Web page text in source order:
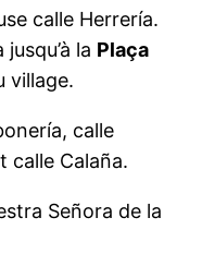
calle Herrería.
la Plaça
village.
calle
calle Calaña.
Señora de la